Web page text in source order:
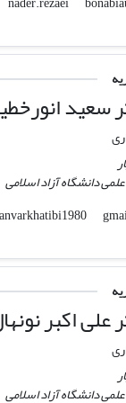
سعید
دانشگاه آزاد اسلامی
علی اکبر
دانشگاه آزاد اسلامی